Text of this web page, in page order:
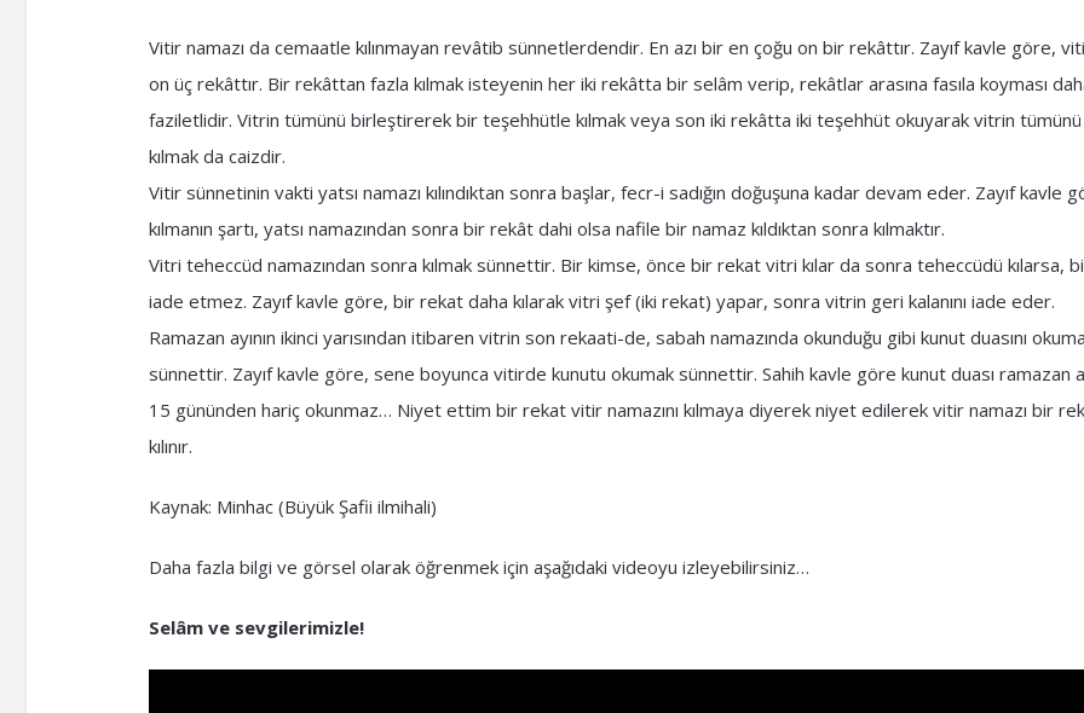
Vitir namazı da cemaatle kılınmayan revâtib sünnetlerdendir. En azı bir en çoğu on bir rekâttır. Zayıf kavle göre,
on üç rekâttır. Bir rekâttan fazla kılmak isteyenin her iki rekâtta bir selâm verip, rekâtlar arasına fasıla koyması
faziletlidir. Vitrin tümünü birleştirerek bir teşehhütle kılmak veya son iki rekâtta iki teşehhüt okuyarak vitrin
kılmak da caizdir.
Vitir sünnetinin vakti yatsı namazı kılındıktan sonra başlar, fecr-i sadığın doğuşuna kadar devam eder. Zayıf kavle
kılmanın şartı, yatsı namazından sonra bir rekât dahi olsa nafile bir namaz kıldıktan sonra kılmaktır.
Vitri teheccüd namazından sonra kılmak sünnettir. Bir kimse, önce bir rekat vitri kılar da sonra teheccüdü kılarsa,
iade etmez. Zayıf kavle göre, bir rekat daha kılarak vitri şef (iki rekat) yapar, sonra vitrin geri kalanını iade eder.
Ramazan ayının ikinci yarısından itibaren vitrin son rekaati-de, sabah namazında okunduğu gibi kunut duasını
sünnettir. Zayıf kavle göre, sene boyunca vitirde kunutu okumak sünnettir. Sahih kavle göre kunut duası ramazan
15 gününden hariç okunmaz… Niyet ettim bir rekat vitir namazını kılmaya diyerek niyet edilerek vitir namazı bir
kılınır.
Kaynak: Minhac (Büyük Şafii ilmihali)
Daha fazla bilgi ve görsel olarak öğrenmek için aşağıdaki videoyu izleyebilirsiniz…
Selâm ve sevgilerimizle!